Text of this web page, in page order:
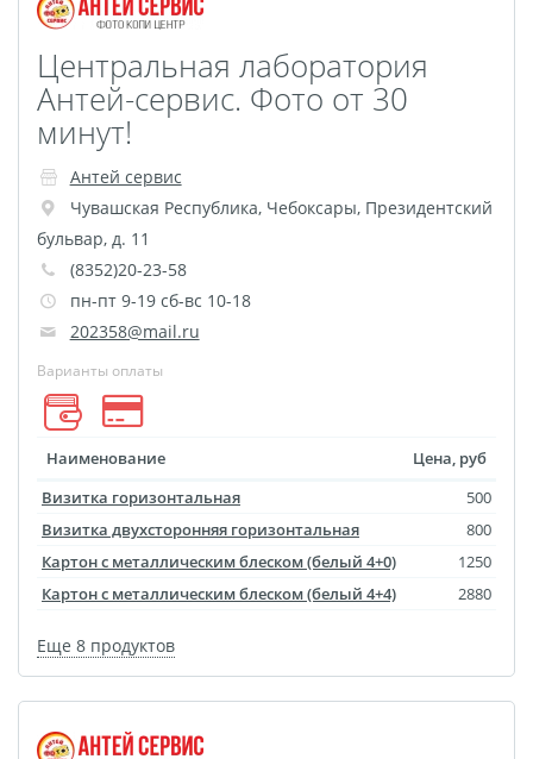
Фоторама с магнитами
Латексная печать
Фотопечать на
пластике
Картины на досках
Фотопечать на дереве
Самоклеящийся винил
Печать выкроек
Холст на конкурс
размеров
Портреты в стиле
Картины на холсте
Печать чертежей
Холст настольный с
мольбертом
Roll up
Пресс-воллы
Флип-Флоп портрет
Центральная лаборатория
Антей-сервис. Фото от 30
минут!
Антей сервис
Чувашская Республика, Чебоксары, Президентский
бульвар, д. 11
(8352)20-23-58
пн-пт 9-19 сб-вс 10-18
202358@mail.ru
Варианты оплаты
Наименование
Цена, руб
Визитка горизонтальная
500
Визитка двухсторонняя горизонтальная
800
Картон с металлическим блеском (белый 4+0)
1250
Картон с металлическим блеском (белый 4+4)
2880
Еще 8 продуктов